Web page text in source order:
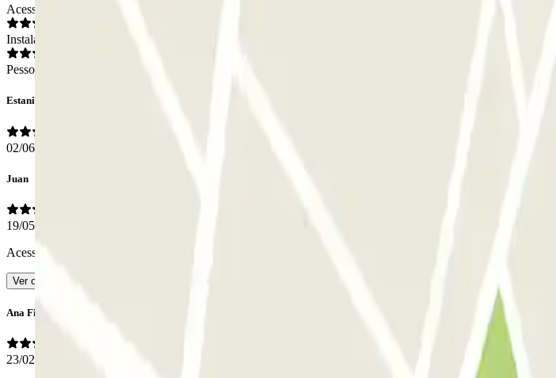
Acesso
Instalações
Pessoal
Estanislao
02/06/2026
Juan
19/05/2026
Acesso e saída fáceis em vias de grande tráfego.
Ver original
Ana Filipa
23/02/2026